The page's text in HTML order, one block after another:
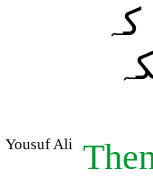
Yousuf Ali